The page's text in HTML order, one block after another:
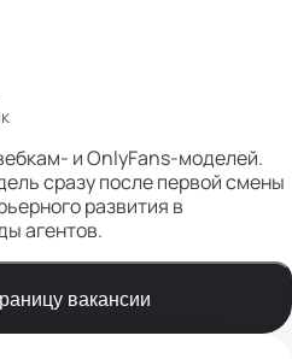
и OnlyFans-моделей.
сразу после первой смены
развития в
агентов.
вакансии